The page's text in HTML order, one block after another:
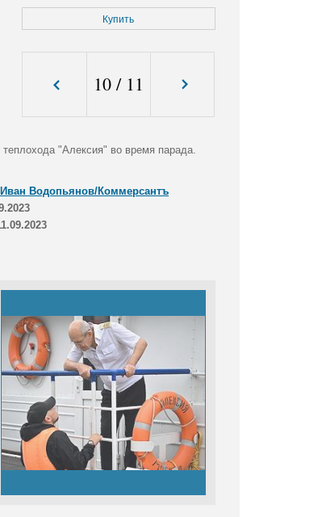
Купить
10/ 11
"Алексия" во время парада.
Иван Водопьянов/Коммерсантъ